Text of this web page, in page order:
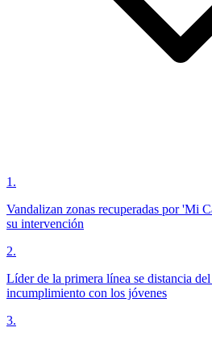
1 .
Vandalizan zonas recuperadas por 'Mi
su intervención
2.
Líder de la primera línea se distancia
incumplimiento con los jóvenes
3.